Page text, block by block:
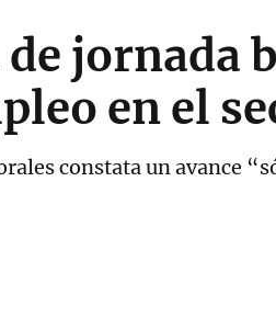
jornada
en el
constata un avance